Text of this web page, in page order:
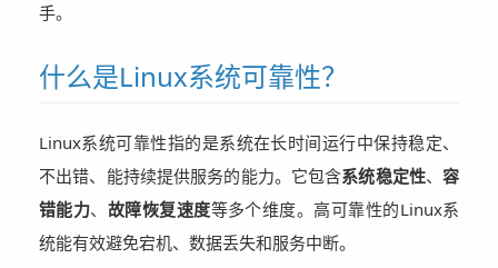
手。
什么是Linux系统可靠性？
Linux系统可靠性指的是系统在长时间运行中保持稳定、
不出错、能持续提供服务的能力。它包含系统稳定性、 容
错能力、 故障恢复速度等多个维度。高可靠性的Linux系
统能有效避免宕机、数据丢失和服务中断。